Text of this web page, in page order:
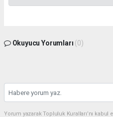
Okuyucu Yorumları (0)
Yorum yazarak Topluluk Kuralları’nı